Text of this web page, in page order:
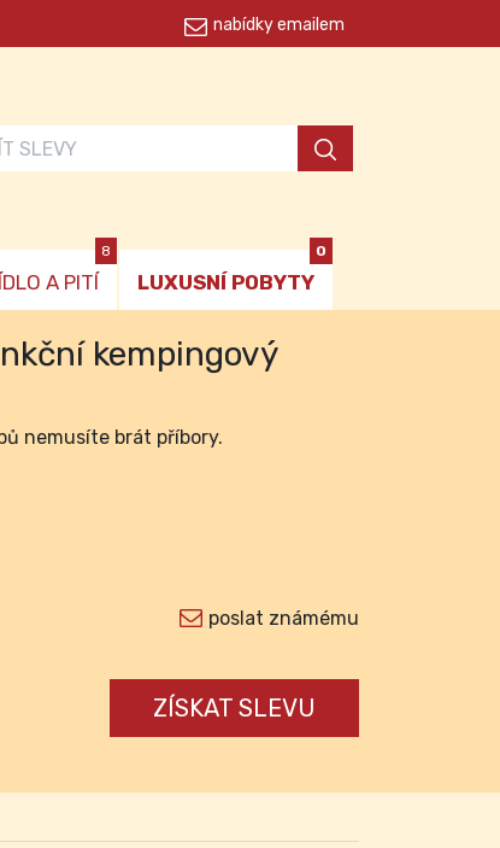
nabídky emailem
A PITÍ
8
LUXUSNÍ POBYTY
0
kempingový
nemusíte brát příbory.
poslat známému
ZÍSKAT SLEVU